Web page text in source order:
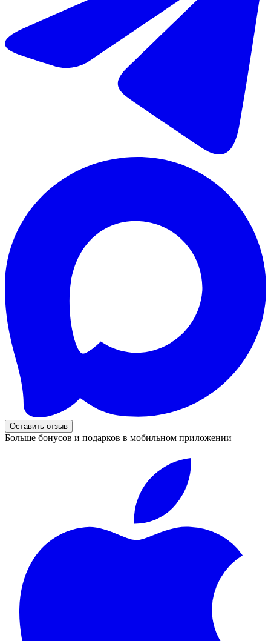
Оставить отзыв
Больше бонусов и подарков в мобильном приложении